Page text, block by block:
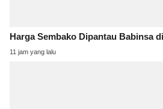
Harga Sembako Dipantau Babinsa
11 jam yang lalu